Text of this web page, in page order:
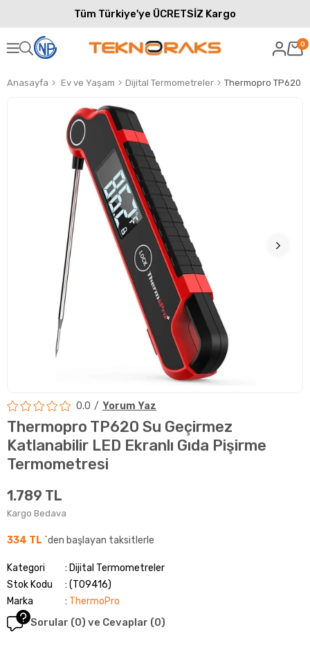
Tüm Türkiye'ye ÜCRETSİZ Kargo
0
Anasayfa Ev ve Yaşam Dijital Termometreler
0.0 Yorum Yaz
Thermopro TP620 Su Geçirmez
Katlanabilir LED Ekranlı Gıda Pişirme
Termometresi
1.789 TL
Kargo Bedava
334 TL `den başlayan taksitlerle
Kategori
Dijital Termometreler
Stok Kodu
(T09416)
Marka
: ThermoPro
Sorular (0) ve Cevaplar (0)